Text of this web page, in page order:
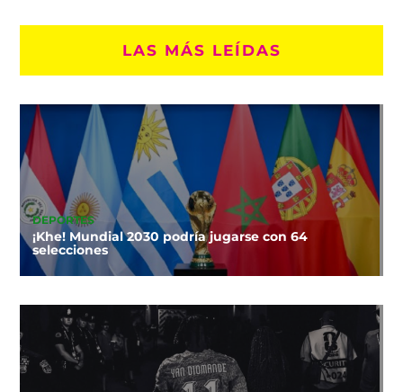
LAS MÁS LEÍDAS
DEPORTES
¡Khe! Mundial 2030 podría jugarse con 64
selecciones